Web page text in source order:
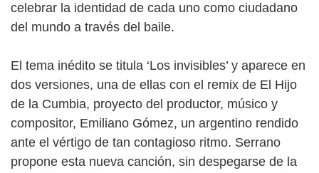
celebrar la identidad de cada uno como ciudadano
del mundo a través del baile.
El tema inédito se titula ‘Los invisibles’ y aparece en
dos versiones, una de ellas con el remix de El Hijo
de la Cumbia, proyecto del productor, músico y
compositor, Emiliano Gómez, un argentino rendido
ante el vértigo de tan contagioso ritmo. Serrano
propone esta nueva canción, sin despegarse de la